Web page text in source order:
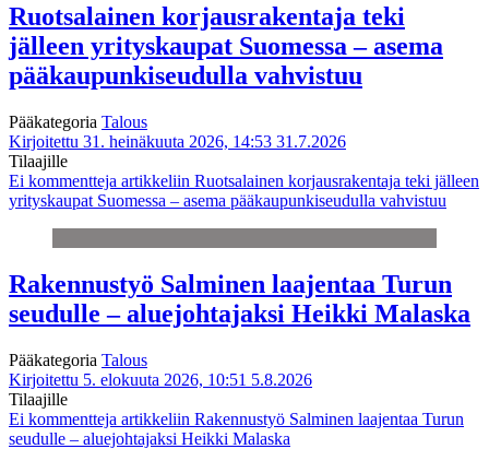
Ruotsalainen korjausrakentaja teki
jälleen yrityskaupat Suomessa – asema
pääkaupunkiseudulla vahvistuu
Pääkategoria Talous
Kirjoitettu 31. heinäkuuta 2026, 14:53 31.7.2026
Tilaajille
Ei kommentteja artikkeliin Ruotsalainen korjausrakentaja teki jälleen
yrityskaupat Suomessa – asema pääkaupunkiseudulla vahvistuu
Rakennustyö Salminen laajentaa Turun
seudulle – aluejohtajaksi Heikki Malaska
Pääkategoria Talous
Kirjoitettu 5. elokuuta 2026, 10:51 5.8.2026
Tilaajille
Ei kommentteja artikkeliin Rakennustyö Salminen laajentaa Turun
seudulle – aluejohtajaksi Heikki Malaska